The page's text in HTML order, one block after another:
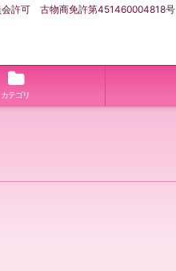
会許可 古物商免許第451460004818号
カテゴリ